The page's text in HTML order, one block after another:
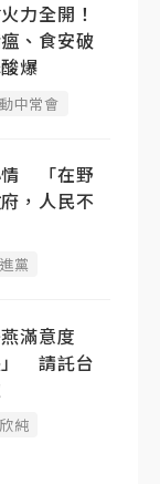
力全開！
、食安破
爆
中常會
情 「在野
，人民不
黨
滿意度
」 請託台
純